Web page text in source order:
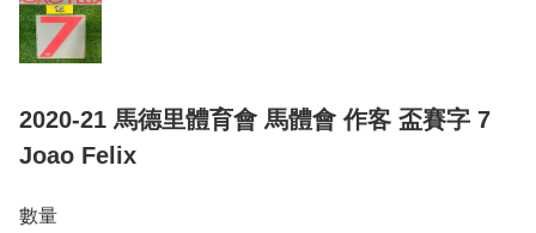
2020-21 馬德里體育會 馬體會 作客 盃賽字 7
Joao Felix
數量